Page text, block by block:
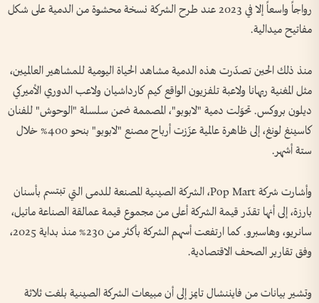
رواجاً واسعاً إلا في 2023 عند طرح الشركة نسخة محشوة من الدمية على شكل
مفاتيح ميدالية.
منذ ذلك الحين تصدّرت هذه الدمية مشاهد الحياة اليومية للمشاهير العالميين،
مثل المغنية ريهانا ولاعبة تلفزيون الواقع كيم كارداشيان ولاعب الدوري الأميركي
ديلون بروكس. تحوّلت دمية "لابوبو"، المصممة ضمن سلسلة "الوحوش" للفنان
كاسينغ لونغ، إلى ظاهرة عالمية عزّزت أرباح مصنع "لابوبو" بنحو 400% خلال
ستة أشهر.
وأشارت شركة Pop Mart، الشركة الصينية المصنعة للدمى التي تبتسم بأسنان
بارزة، إلى أنها تقدّر قيمة الشركة أعلى من مجموع قيمة عمالقة الصناعة ماتيل،
سانريو، وهاسبرو. كما ارتفعت أسهم الشركة بأكثر من 230% منذ بداية 2025،
وفق تقارير الصحف الاقتصادية.
وتشير بيانات من فايننشال تايمز إلى أن مبيعات الشركة الصينية بلغت ثلاثة